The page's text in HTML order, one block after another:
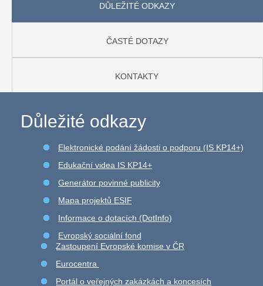
DŮLEŽITÉ ODKAZY
ČASTÉ DOTAZY
KONTAKTY
Důležité odkazy
Elektronické podání žádosti o podporu (IS KP14+)
Edukační videa IS KP14+
Generátor povinné publicity
Mapa projektů ESIF
Informace o dotacích (DotInfo)
Evropský sociální fond
Zastoupení Evropské komise v ČR
Eurocentra
Portál o veřejných zakázkách a koncesích